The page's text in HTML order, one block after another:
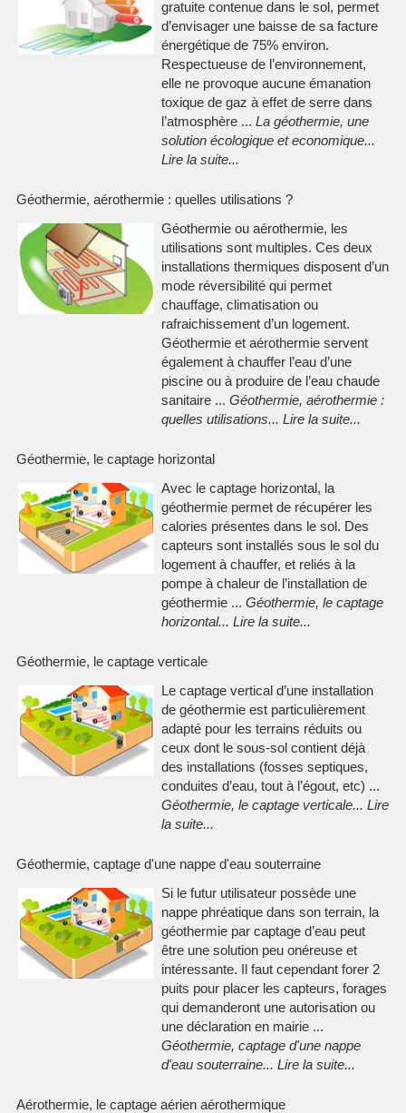
gratuite contenue dans le sol, permet
d’envisager une baisse de sa facture
énergétique de 75% environ.
Respectueuse de l’environnement,
elle ne provoque aucune émanation
toxique de gaz à effet de serre dans
l’atmosphère ... La géothermie, une
solution écologique et economique...
Lire la suite...
Géothermie, aérothermie : quelles utilisations ?
Géothermie ou aérothermie, les
utilisations sont multiples. Ces deux
installations thermiques disposent d’un
mode réversibilité qui permet
chauffage, climatisation ou
rafraichissement d’un logement.
Géothermie et aérothermie servent
également à chauffer l’eau d’une
piscine ou à produire de l’eau chaude
sanitaire ... Géothermie, aérothermie :
quelles utilisations... Lire la suite...
Géothermie, le captage horizontal
Avec le captage horizontal, la
géothermie permet de récupérer les
calories présentes dans le sol. Des
capteurs sont installés sous le sol du
logement à chauffer, et reliés à la
pompe à chaleur de l’installation de
géothermie ... Géothermie, le captage
horizontal... Lire la suite...
Géothermie, le captage verticale
Le captage vertical d’une installation
de géothermie est particulièrement
adapté pour les terrains réduits ou
ceux dont le sous-sol contient déjà
des installations (fosses septiques,
conduites d’eau, tout à l’égout, etc) ...
Géothermie, le captage verticale... Lire
la suite...
Géothermie, captage d'une nappe d'eau souterraine
Si le futur utilisateur possède une
nappe phréatique dans son terrain, la
géothermie par captage d’eau peut
être une solution peu onéreuse et
intéressante. Il faut cependant forer 2
puits pour placer les capteurs, forages
qui demanderont une autorisation ou
une déclaration en mairie ...
Géothermie, captage d'une nappe
d'eau souterraine... Lire la suite...
Aérothermie, le captage aérien aérothermique